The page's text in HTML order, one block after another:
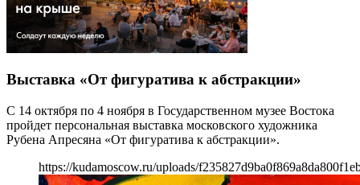
Выставка «От фигуратива к абстракции»
С 14 октября по 4 ноября в Государственном музее Востока
пройдет персональная выставка московского художника
Рубена Апресяна «От фигуратива к абстракции».
https://kudamoscow.ru/uploads/